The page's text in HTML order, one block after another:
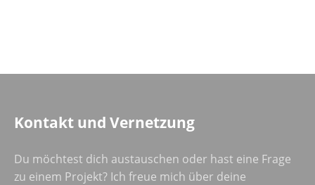
Kontakt und Vernetzung
Du möchtest dich austauschen oder hast eine Frage
zu einem Projekt? Ich freue mich über deine